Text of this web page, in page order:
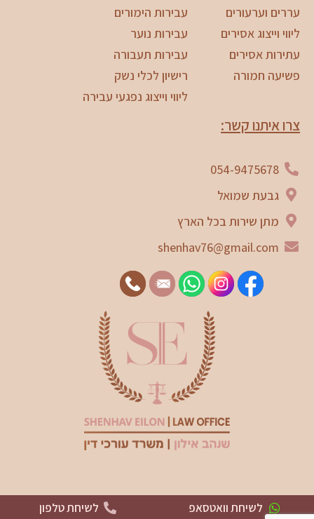
עררים וערעורים
ליווי וייצוג אסירים
עתירות אסירים
פשיעה חמורה
עבירות הימורים
עבירות נוער
עבירות תעבורה
רישיון לכלי נשק
ליווי וייצוג נפגעי עבירה
צרו איתנו קשר:
054-9475678
גבעת שמואל
מתן שירות בכל הארץ
shenhav76@gmail.com
לשיחת וואטסאפ לשיחת טלפון